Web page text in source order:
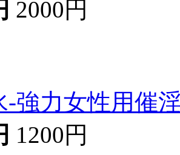
2000円
-強力女性用催
1200円